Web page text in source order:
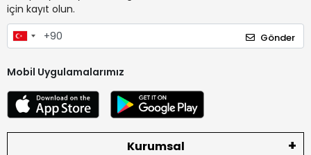
için kayıt olun.
Gönder
Mobil Uygulamalarımız
Kurumsal